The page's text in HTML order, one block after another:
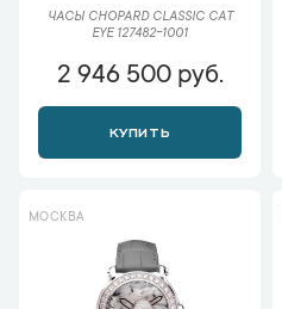
ЧАСЫ CHOPARD CLASSIC CAT
EYE 127482-1001
2 946 500 руб.
КУПИТЬ
МОСКВА